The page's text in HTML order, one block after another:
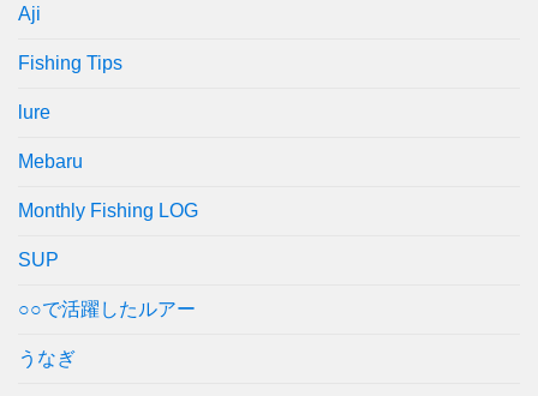
Aji
Fishing Tips
lure
Mebaru
Monthly Fishing LOG
SUP
○○で活躍したルアー
うなぎ